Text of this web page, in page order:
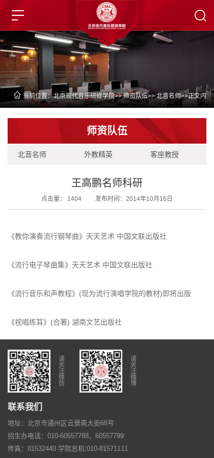
当前位置：北京现代音乐研修学院>>师资队伍>> 北音名师>>正文内
师资队伍
北音名师 外教精英 客座教授
王高鹏名师科研
点击量： 1404 发布时间：2014年10月16日
《教你演奏流行钢琴曲》天天艺术 中国文联出版社
《流行电子琴曲集》天天艺术 中国文联出版社
《流行音乐和声教程》(现为流行演唱学院的教材)即将出版
《视唱练耳》(合著) 湖南文艺出版社
请
关
注
微
信
请
关
注
微
博
联系我们
地址：北京市通州区云景南大街68号
招生办电话：010-60557788、60557799
传真：81532440 学院总机:010-81571111